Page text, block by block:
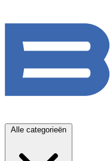
Alle categorieën